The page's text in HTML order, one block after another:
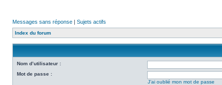
Messages sans réponse | Sujets actifs
Index du forum
Nom d’utilisateur :
Mot de passe :
J’ai oublié mon mot de passe